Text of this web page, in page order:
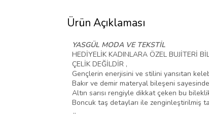
Ürün Açıklaması
YASGÜL MODA VE TEKSTİL
HEDİYELİK KADINLARA ÖZEL BUJİTERİ
ÇELİK DEĞİLDİR ,
Gençlerin enerjisini ve stilini yansıtan
Bakır ve demir materyal bileşeni sayesinde
Altın sarısı rengiyle dikkat çeken bu
Boncuk taş detayları ile zenginleştirilmiş